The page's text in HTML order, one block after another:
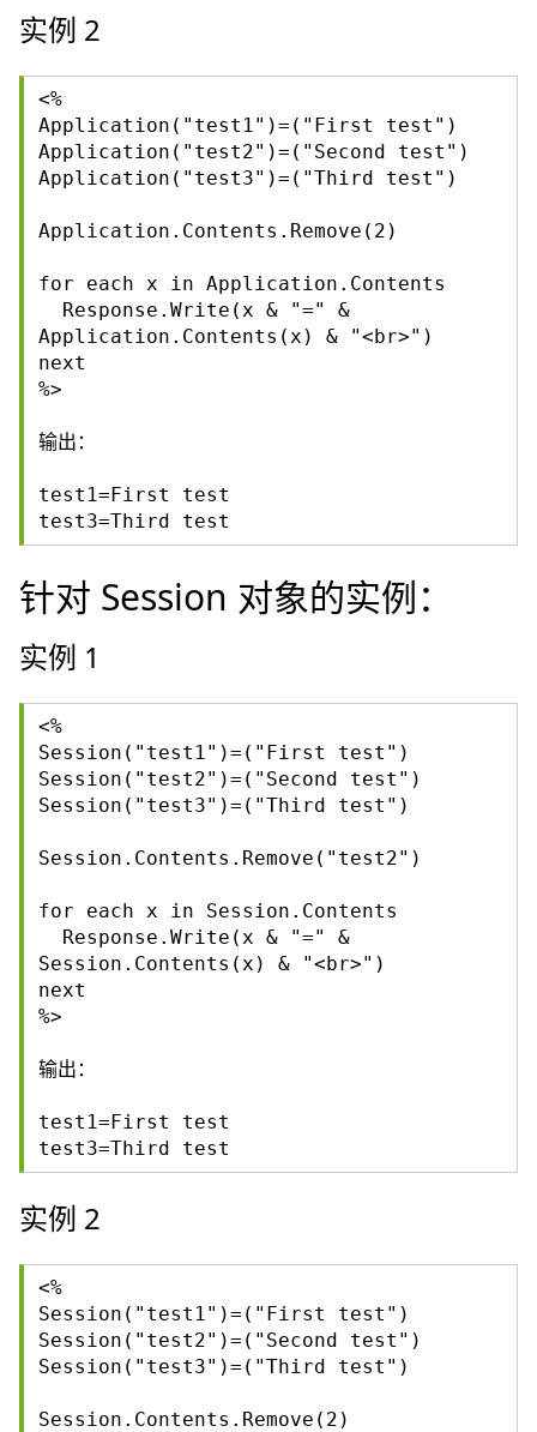
实例 2
<%
Application("test1")=("First test")
Application("test2")=("Second test")
Application("test3")=("Third test")
Application.Contents.Remove(2)
for each x in Application.Contents
Response.Write(x & "=" &
Application.Contents(x) & "<br>")
next
%>
输出：
test1=First test
test3=Third test
针对 Session 对象的实例：
实例 1
<%
Session("test1")=("First test")
Session("test2")=("Second test")
Session("test3")=("Third test")
Session.Contents.Remove("test2")
for each x in Session.Contents
Response.Write(x & "=" &
Session.Contents(x) & "<br>")
next
%>
输出：
test1=First test
test3=Third test
实例 2
<%
Session("test1")=("First test")
Session("test2")=("Second test")
Session("test3")=("Third test")
Session.Contents.Remove(2)